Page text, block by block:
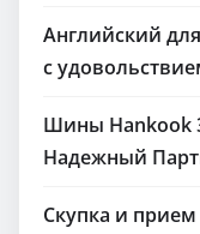
Английский
с
Шины Hankook
Надежный
Скупка и